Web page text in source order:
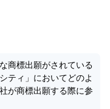
商標出願がされている
ティ」においてどのよ
が商標出願する際に参